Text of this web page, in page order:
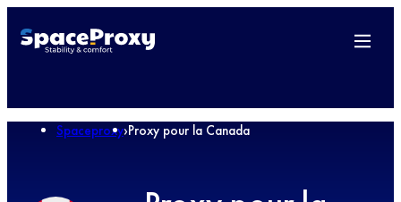
Spaceproxy›Proxy pour la Canada